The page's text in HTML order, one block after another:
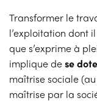
Transformer le
l’exploitation dont
que s’exprime à
implique dese
maîtrise sociale
maîtrise par la